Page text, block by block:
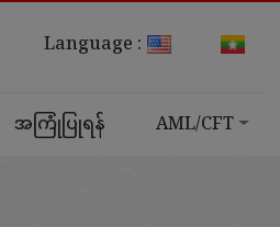
Language :
အကြုံပြုရန် AML/CFT